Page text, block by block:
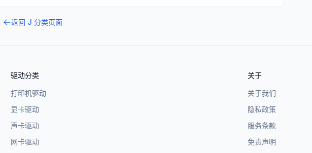
返回 J 分类页面
驱动分类
打印机驱动
显卡驱动
声卡驱动
网卡驱动
关于
关于我们
隐私政策
服务条款
免责声明